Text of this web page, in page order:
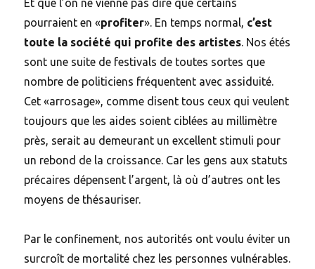
Et que l’on ne vienne pas dire que certains
pourraient en «profiter». En temps normal, c’est
toute la société qui profite des artistes. Nos étés
sont une suite de festivals de toutes sortes que
nombre de politiciens fréquentent avec assiduité.
Cet «arrosage», comme disent tous ceux qui veulent
toujours que les aides soient ciblées au millimètre
près, serait au demeurant un excellent stimuli pour
un rebond de la croissance. Car les gens aux statuts
précaires dépensent l’argent, là où d’autres ont les
moyens de thésauriser.
Par le confinement, nos autorités ont voulu éviter un
surcroît de mortalité chez les personnes vulnérables.